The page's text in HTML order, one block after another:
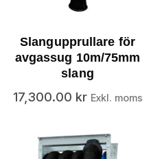
Slangupprullare för
avgassug 10m/75mm
slang
17,300.00 kr Exkl. moms